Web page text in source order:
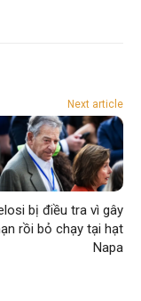
Next article
bị điều tra vì gây
rồi bỏ chạy tại hạt
Napa